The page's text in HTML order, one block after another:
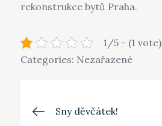
rekonstrukce bytů Praha.
1/5 - (1 vote)
Categories: Nezařazené
Navigace
Sny děvčátek!